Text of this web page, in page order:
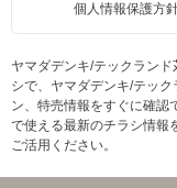
個人情報保護方
ヤマダデンキ/テックラン
シで、ヤマダデンキ/テッ
ン、特売情報をすぐに確認
で使える最新のチラシ情報
ご活用ください。